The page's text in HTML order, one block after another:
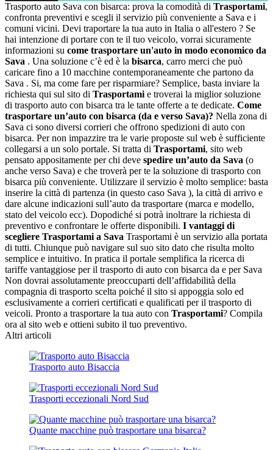
Trasporto auto Sava con bisarca: prova la comodità di Trasportami,
confronta preventivi e scegli il servizio più conveniente a Sava e i
comuni vicini. Devi traportare la tua auto in Italia o all'estero ? Se
hai intenzione di portare con te il tuo veicolo, vorrai sicuramente
informazioni su come trasportare un'auto in modo economico da
Sava . Una soluzione c’è ed è la bisarca, carro merci che può
caricare fino a 10 macchine contemporaneamente che partono da
Sava . Si, ma come fare per risparmiare? Semplice, basta inviare la
richiesta qui sul sito di Trasportami e troverai la miglior soluzione
di trasporto auto con bisarca tra le tante offerte a te dedicate. Come
trasportare un’auto con bisarca (da e verso Sava)? Nella zona di
Sava ci sono diversi corrieri che offrono spedizioni di auto con
bisarca. Per non impazzire tra le varie proposte sul web è sufficiente
collegarsi a un solo portale. Si tratta di Trasportami, sito web
pensato appositamente per chi deve spedire un’auto da Sava (o
anche verso Sava) e che troverà per te la soluzione di trasporto con
bisarca più conveniente. Utilizzare il servizio è molto semplice: basta
inserire la città di partenza (in questo caso Sava ), la città di arrivo e
dare alcune indicazioni sull’auto da trasportare (marca e modello,
stato del veicolo ecc). Dopodiché si potrà inoltrare la richiesta di
preventivo e confrontare le offerte disponibili. I vantaggi di
scegliere Trasportami a Sava Trasportami è un servizio alla portata
di tutti. Chiunque può navigare sul suo sito dato che risulta molto
semplice e intuitivo. In pratica il portale semplifica la ricerca di
tariffe vantaggiose per il trasporto di auto con bisarca da e per Sava
Non dovrai assolutamente preoccuparti dell’affidabilità della
compagnia di trasporto scelta poiché il sito si appoggia solo ed
esclusivamente a corrieri certificati e qualificati per il trasporto di
veicoli. Pronto a trasportare la tua auto con Trasportami? Compila
ora al sito web e ottieni subito il tuo preventivo.
Altri articoli
Trasporto auto Bisaccia
Trasporti eccezionali Nord Sud
Quante macchine può trasportare una bisarca?